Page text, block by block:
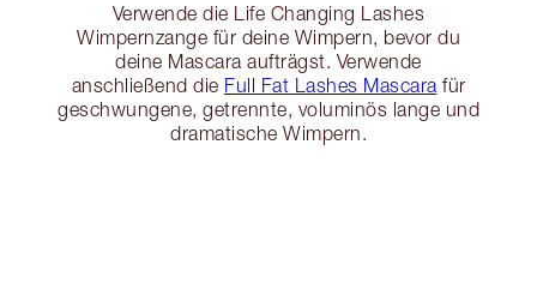
Verwende die Life Changing Lashes
Wimpernzange für deine Wimpern, bevor du
deine Mascara aufträgst. Verwende
anschließend die Full Fat Lashes Mascara für
geschwungene, getrennte, voluminös lange und
dramatische Wimpern.